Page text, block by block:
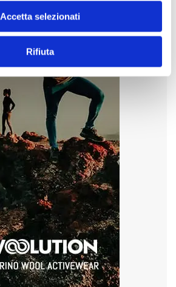
Accetta selezionati
Rifiuta